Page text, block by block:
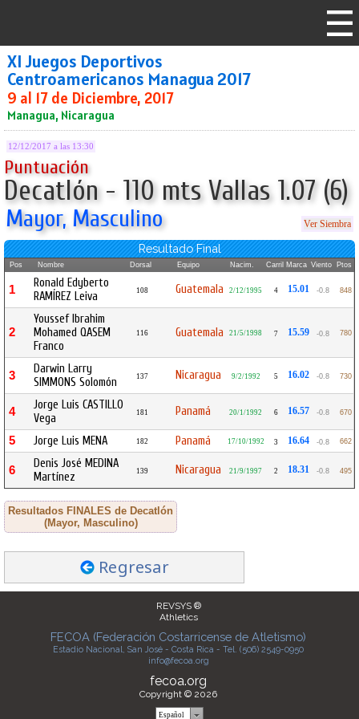
XI Juegos Deportivos
Centroamericanos Managua 2017
9 al 17 de Diciembre, 2017
Managua, Nicaragua
12/12/2017 a las 13:30
Puntuación
Decatlón - 110 mts Vallas 1.07 (6)
Mayor, Masculino Ver Siembra
Resultado Final
Pos Nombre Dorsal Equipo Nacim. Carril Marca Viento Ptos
1
Ronald Edyberto
RAMÍREZ Leiva
108 Guatemala 2/12/1995 4 15.01 -0.8 848
2
Youssef Ibrahim
Mohamed QASEM
Franco
116 Guatemala 21/5/1998 7 15.59 -0.8 780
3
Darwin Larry
SIMMONS Solomón
137 Nicaragua 9/2/1992 5 16.02 -0.8 730
4
Jorge Luis CASTILLO
Vega
181 Panamá 20/1/1992 6 16.57 -0.8 670
5 Jorge Luis MENA 182 Panamá 17/10/1992 3 16.64 -0.8 662
6
Denis José MEDINA
Martínez
139 Nicaragua 21/9/1997 2 18.31 -0.8 495
Resultados FINALES de Decatlón
(Mayor, Masculino)
Regresar
REVSYS ®
Athletics
FECOA (Federación Costarricense de Atletismo)
Estadio Nacional, San José - Costa Rica - Tel. (506) 2549-0950
info@fecoa.org
fecoa.org
Copyright © 2026